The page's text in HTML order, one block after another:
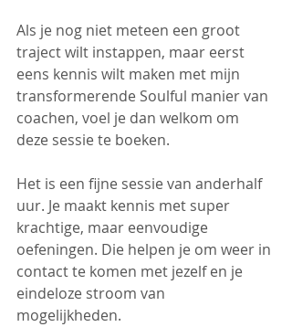
Als je nog niet meteen een groot
traject wilt instappen, maar eerst
eens kennis wilt maken met mijn
transformerende Soulful manier van
coachen, voel je dan welkom om
deze sessie te boeken.
Het is een fijne sessie van anderhalf
uur. Je maakt kennis met super
krachtige, maar eenvoudige
oefeningen. Die helpen je om weer in
contact te komen met jezelf en je
eindeloze stroom van
mogelijkheden.